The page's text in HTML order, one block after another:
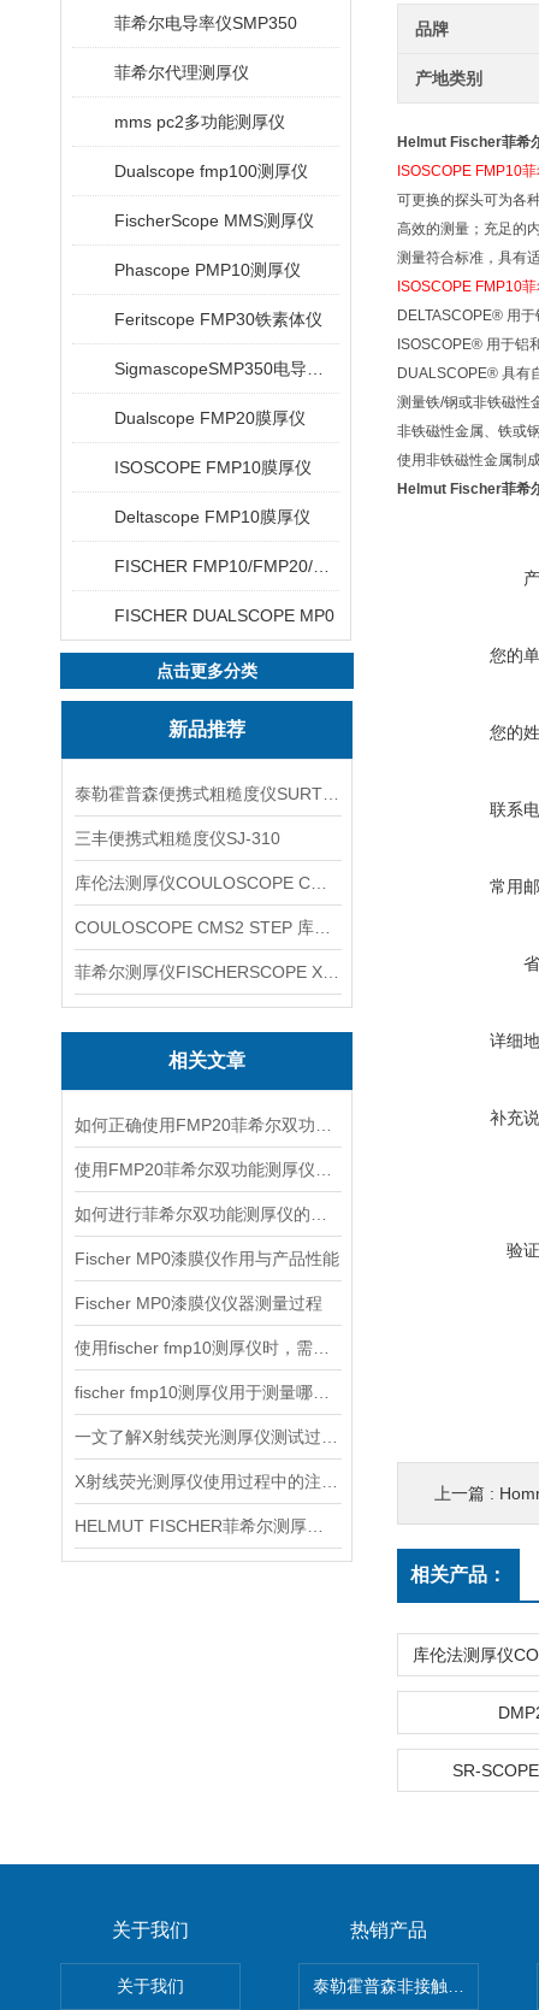
菲希尔电导率仪SMP350
菲希尔代理测厚仪
mms pc2多功能测厚仪
Dualscope fmp100测厚仪
FischerScope MMS测厚仪
Phascope PMP10测厚仪
Feritscope FMP30铁素体仪
Dualscope FMP20膜厚仪
ISOSCOPE FMP10膜厚仪
Deltascope FMP10膜厚仪
FISCHER DUALSCOPE MP0
点击更多分类
新品推荐
三丰便携式粗糙度仪SJ-310
相关文章
Fischer MP0漆膜仪作用与产品性能
Fischer MP0漆膜仪仪器测量过程
品牌
产地类别
Helmut Fischer菲希
ISOSCOPE FMP10
可更换的探头可为各
高效的测量；充足的
测量符合标准，具有
ISOSCOPE FMP10
DELTASCOPE® 用
ISOSCOPE® 用于铝
DUALSCOPE® 具有
测量铁/钢或非铁磁性
非铁磁性金属、铁或
使用非铁磁性金属制
Helmut Fischer菲希
您的
您的
联系
常用
详细
补充
验
上一篇 :
相关产品：
SR-
关于我们
关于我们
热销产品
泰勒霍普森非接触式轮廓仪